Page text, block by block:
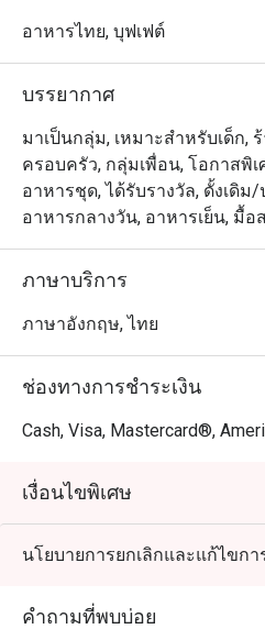
ในท้องถิ่นและยั่งยืน และนำเสนอ
ไป
ความประทับใจ.
อาหารไทย, บุฟเฟต์
บรรยากาศ
มาเป็นกลุ่ม, เหมาะสำหรับเด็ก,
ครอบครัว, กลุ่มเพื่อน, โอกาสพิเ
อาหารชุด, ได้รับรางวัล, ดั้งเดิ
อาหารกลางวัน, อาหารเย็น, มื้อ
ภาษาบริการ
ภาษาอังกฤษ, ไทย
ช่องทางการชำระเงิน
Cash, Visa, Mastercard®,
เงื่อนไขพิเศษ
นโยบายการยกเลิกและแก้ไขกา
คำถามที่พบบ่อย